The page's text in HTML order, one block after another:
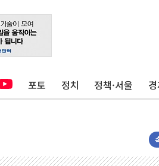
포토 정치 정책·서울